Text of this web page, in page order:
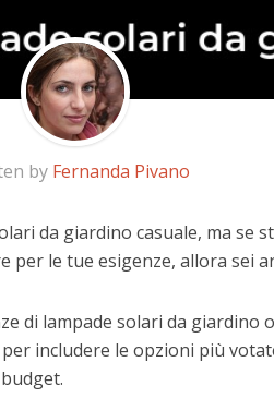
by Fernanda Pivano
da giardino casuale, ma se
per le tue esigenze, allora sei
di lampade solari da giardino
includere le opzioni più